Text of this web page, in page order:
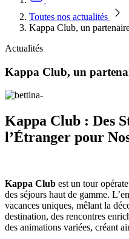
Toutes nos actualités
Kappa Club, un
Actualités
Kappa Club, un
Kappa Club : Des
l’Étranger pour
Kappa Club est un tour
des séjours haut de gamme.
vacances uniques, mêlant la
destination, des rencontres
des animations variées, créant